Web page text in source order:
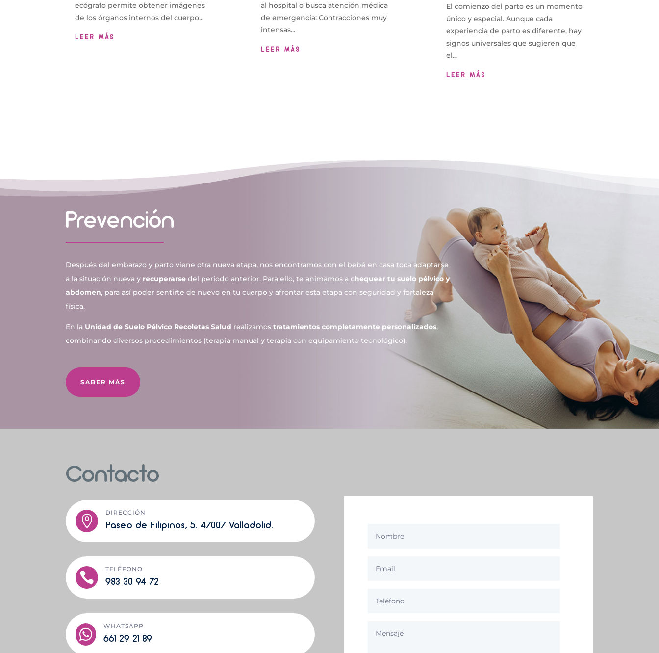
ecógrafo permite obtener imágenes
de los órganos internos del cuerpo...
LEER MÁS
al hospital o busca atención médica
de emergencia: Contracciones muy
intensas...
LEER MÁS
El comienzo del parto es un momento
único y especial. Aunque cada
experiencia de parto es diferente, hay
signos universales que sugieren que
el...
LEER MÁS
Prevención
Después del embarazo y parto viene otra nueva etapa, nos encontramos con el bebé en casa toca adaptarse
a la situación nueva y recuperarse del periodo anterior. Para ello, te animamos a chequear tu suelo pélvico y
abdomen, para así poder sentirte de nuevo en tu cuerpo y afrontar esta etapa con seguridad y fortaleza
física.
En la Unidad de Suelo Pélvico Recoletas Salud realizamos tratamientos completamente personalizados,
combinando diversos procedimientos (terapia manual y terapia con equipamiento tecnológico).
SABER MÁS
Contacto

DIRECCIÓN
Paseo de Filipinos, 5. 47007 Valladolid.

TELÉFONO
983 30 94 72

WHATSAPP
661 29 21 89